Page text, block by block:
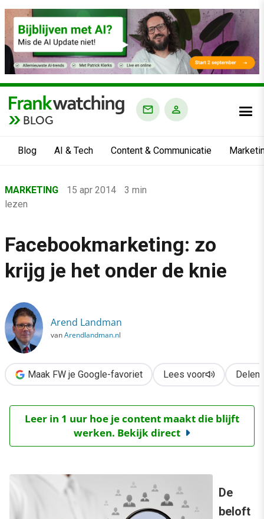
BLOG
Blog AI & Tech Content & Communicatie
›
Marketing
›
MARKETING 15 apr 2014
3 min
lezen
Facebookmarketing: zo
krijg je het onder de knie
Arend Landman
vanArendlandman.nl
Maak FW je Google-favoriet Lees voor Delen
Leer in 1 uur hoe je content maakt die blijft
werken. Bekijk direct
De
beloft